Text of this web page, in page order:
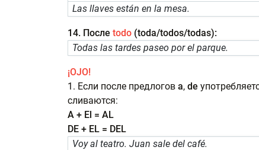
Las llaves están en la mesa.
14. После todo (toda/todos/todas):
Todas las tardes paseo por el parque.
¡OJO!
1. Если после предлогов a, de
сливаются:
A + El = AL
DE + EL = DEL
Voy al teatro. Juan sale del café.